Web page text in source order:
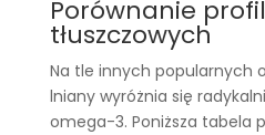
Porównanie
tłuszczowych
Na tle innych popularnych
lniany wyróżnia się
omega-3. Poniższa tabela